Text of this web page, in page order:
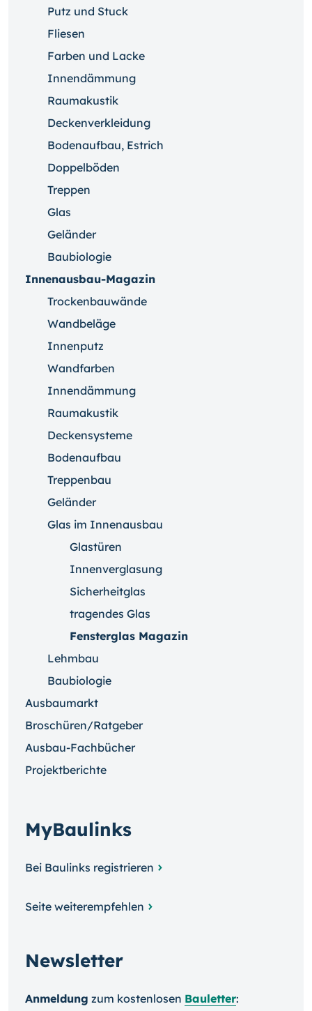
Putz und Stuck
Fliesen
Farben und Lacke
Innendämmung
Raumakustik
Deckenverkleidung
Bodenaufbau, Estrich
Doppelböden
Treppen
Glas
Geländer
Baubiologie
Innenausbau-Magazin
Trockenbauwände
Wandbeläge
Innenputz
Wandfarben
Innendämmung
Raumakustik
Deckensysteme
Bodenaufbau
Treppenbau
Geländer
Glas im Innenausbau
Glastüren
Innenverglasung
Sicherheitglas
tragendes Glas
Fensterglas Magazin
Lehmbau
Baubiologie
Ausbaumarkt
Broschüren/Ratgeber
Ausbau-Fachbücher
Projektberichte
MyBaulinks
Bei Baulinks registrieren
Seite weiterempfehlen
Newsletter
Anmeldung zum kosten­losen Bauletter: